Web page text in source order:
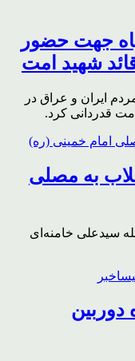
جهت حضور
شهید امت
ایران و عراق در
قدردانی کرد.
به مصلی
سیدعلی خامنه‌ای
دوربین